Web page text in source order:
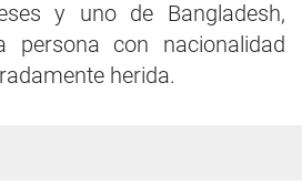
y uno de Bangladesh,
persona con nacionalidad
herida.